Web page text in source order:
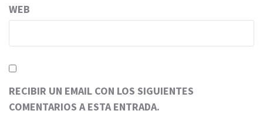
WEB
RECIBIR UN EMAIL CON LOS SIGUIENTES
COMENTARIOS A ESTA ENTRADA.